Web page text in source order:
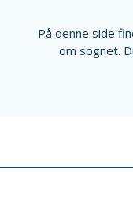
På denne side
om sognet.